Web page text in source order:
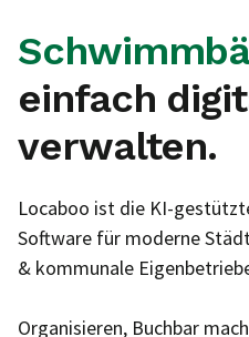
einfach
verwalten.
Locaboo ist die KI-
Software für moderne
& kommunale
Organisieren, Buchbar